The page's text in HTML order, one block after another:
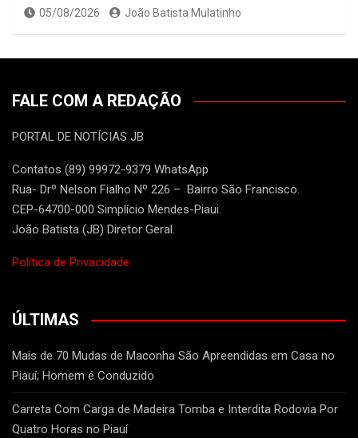
05/08/2026 João Batista Mulatinho
FALE COM A REDAÇÃO
PORTAL DE NOTÍCIAS JB
Contatos (89) 99972-9379 WhatsApp
Rua- Drº Nelson Fialho Nº 226 – Bairro São Francisco.
CEP-64700-000 Simplício Mendes-Piaui.
João Batista (JB) Diretor Geral.
Política de Privacidade.
ÚLTIMAS
Mais de 70 Mudas de Maconha São Apreendidas em Casa no
Piauí; Homem é Conduzido
Carreta Com Carga de Madeira Tomba e Interdita Rodovia Por
Quatro Horas no Piauí